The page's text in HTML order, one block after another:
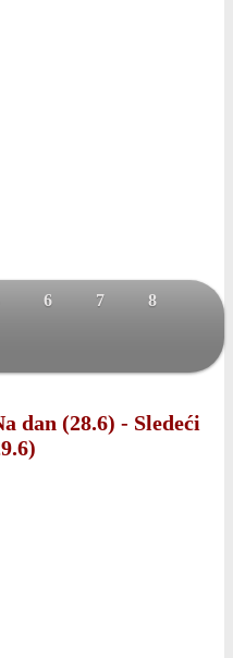
6 7 8
dan (28.6) - Sledeći